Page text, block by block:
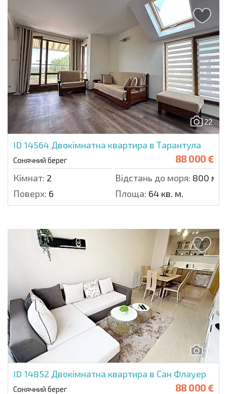
22
ID 14564 Двокімнатна квартира в Тарантула
Сонячний берег 88 000 €
Кімнат: 2 Відстань до моря: 800 м.
Поверх: 6 Площа: 64 кв. м.
33
ID 14852 Двокімнатна квартира в Сан Флауер
Сонячний берег 88 000 €